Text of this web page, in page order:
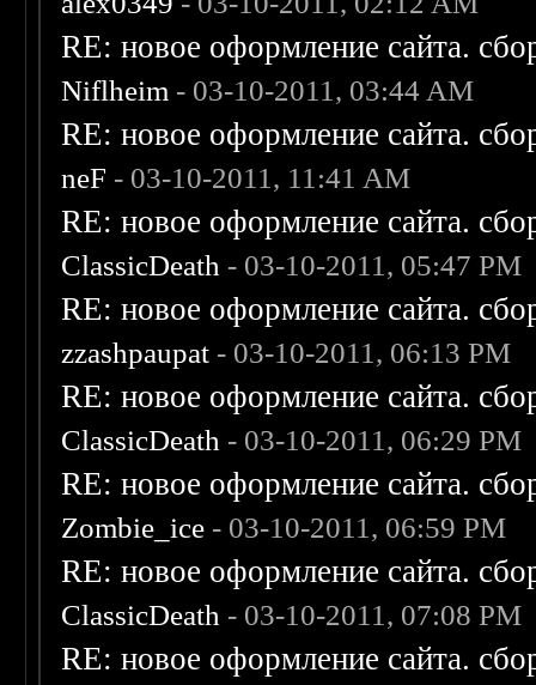
RE: новое оформление сайта.
Niflheim - 03-10-2011, 03:44 AM
RE: новое оформление сайта.
neF - 03-10-2011, 11:41 AM
RE: новое оформление сайта.
ClassicDeath - 03-10-2011, 05:47 PM
RE: новое оформление сайта.
zzashpaupat - 03-10-2011, 06:13 PM
RE: новое оформление сайта.
ClassicDeath - 03-10-2011, 06:29 PM
RE: новое оформление сайта.
Zombie_ice - 03-10-2011, 06:59 PM
RE: новое оформление сайта.
ClassicDeath - 03-10-2011, 07:08 PM
RE: новое оформление сайта.